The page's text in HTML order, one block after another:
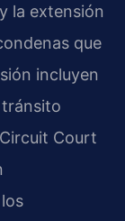
la extensión
que
incluyen
Court